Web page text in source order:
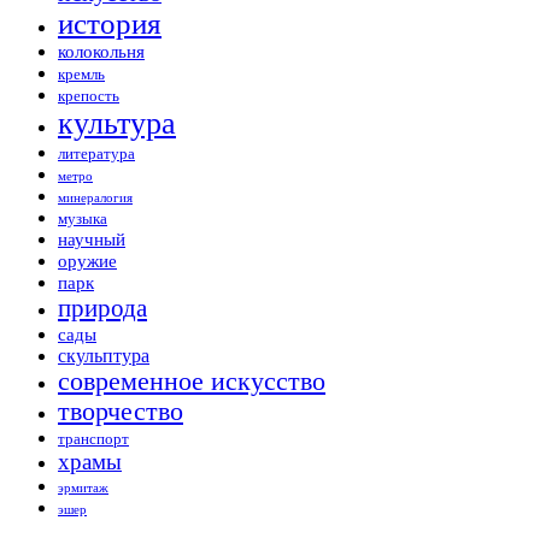
история
колокольня
кремль
крепость
культура
литература
метро
минералогия
музыка
научный
оружие
парк
природа
сады
скульптура
современное искусство
творчество
транспорт
храмы
эрмитаж
эшер